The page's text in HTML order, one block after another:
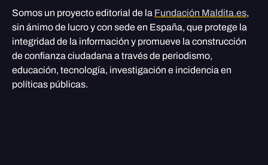
Somos un proyecto editorial de la Fundación Maldita.es,
sin ánimo de lucro y con sede en España, que protege la
integridad de la información y promueve la construcción
de confianza ciudadana a través de periodismo,
educación, tecnología, investigación e incidencia en
políticas públicas.